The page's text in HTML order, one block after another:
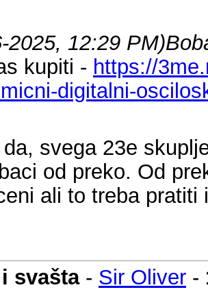
2025, 12:29 PM)
kupiti - https://
digitalni-
svega 23e
od preko. Od
ali to treba
svašta- Sir Oliver -